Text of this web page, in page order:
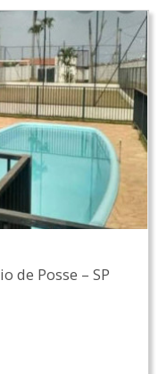
de Posse – SP